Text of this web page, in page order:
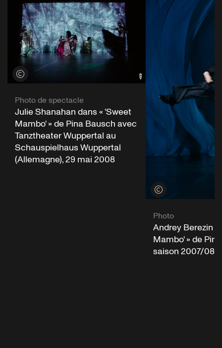
Voir les crédits
Photo de spectacle
Julie Shanahan dans « 'Sweet
Mambo' » de Pina Bausch avec
Tanztheater Wuppertal au
Schauspielhaus Wuppertal
(Allemagne), 29 mai 2008
Voir les crédits
Photo
Andrey Berezin
Mambo' » de
saison 2007/08